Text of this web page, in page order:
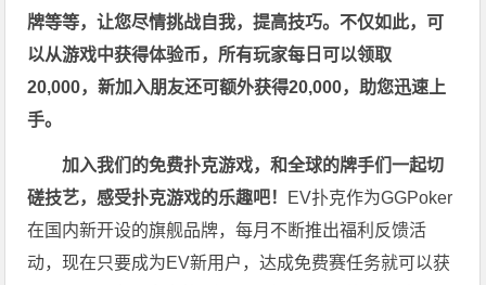
牌等等，让您尽情挑战自我，提高技巧。不仅如此， 可
以从游戏中获得体验币，所有玩家每日可以领取
20,000，新加入朋友还可额外获得20,000，助您迅速上
手。
加入我们的免费扑克游戏，和全球的牌手们一起切
磋技艺，感受扑克游戏的乐趣吧！ EV扑克作为GGPoker
在国内新开设的旗舰品牌，每月不断推出福利反馈活
动，现在只要成为EV新用户，达成免费赛任务就可以获